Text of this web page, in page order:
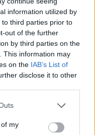
information utilized by
third parties prior to
out of the further
by third parties on the
This information may
on the IAB’s List of
disclose it to other
my
e idosos.
permitiu
do concelho,
profissional,
social, centro
precoce na
o protocolo reflete
responsabilidade